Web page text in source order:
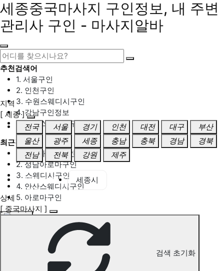
세종중국마사지 구인정보, 내 주변
관리사 구인 - 마사지알바
추천검색어
1. 서울구인
2. 인천구인
3. 수원스웨디시구인
4. 강남구인정보
5. 동탄스웨디시구인
최근검색어
1. 일산마사지구인
2. 성남아로마구인
3. 스웨디시구인
4. 안산스웨디시구인
5. 아로마구인
세종 중국마사지 구인정보
지역
[ 세종 ]
전국
서울 경기 인천 대전 대구
부산
울산
광주 세종 충남 충북 경남
경북
전남
전북 강원 제주
세종 전체
세종시
상세
[ 중국마사지 ]
검색 초기화